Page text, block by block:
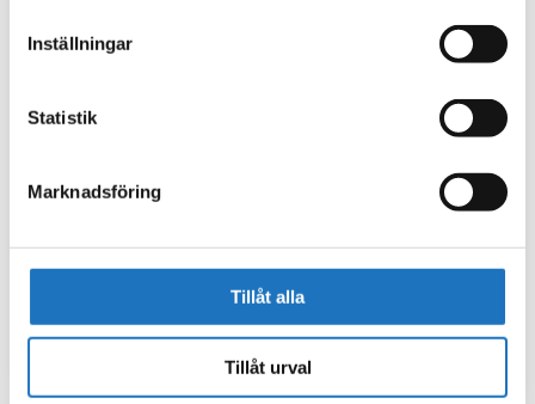
Inställningar
Statistik
Marknadsföring
Tillåt alla
Tillåt urval